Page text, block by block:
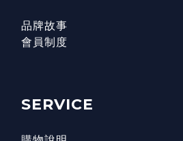
品牌故事
會員制度
SERVICE